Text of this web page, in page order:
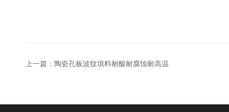
上一篇： 陶瓷孔板波纹填料耐酸耐腐蚀耐高温